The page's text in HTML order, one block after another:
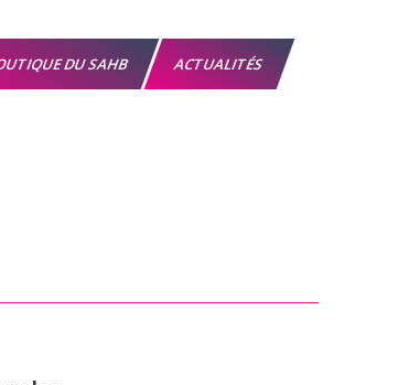
DU SAHB ACTUALITÉS